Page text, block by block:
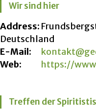
Wir sind hier
Address:
Deutschland
E-Mail:
Web:
https://
Treffen der